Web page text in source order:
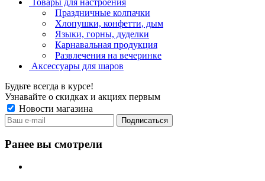
Праздничные колпачки
Хлопушки, конфетти, дым
Языки, горны, дуделки
Карнавальная продукция
Развлечения на вечеринке
Аксессуары для шаров
Будьте всегда в курсе!
Узнавайте о скидках и акциях первым
Новости магазина
Ранее вы смотрели